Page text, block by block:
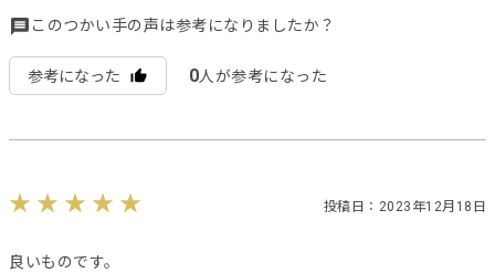
このつかい手の声は参考になりましたか？
参考になった 0人が参考になった
投稿日：2023年12月18日
良いものです。